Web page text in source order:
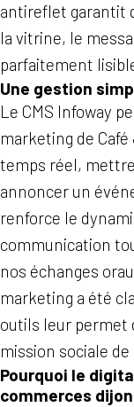
antireflet garantit
la vitrine, le
parfaitement
Une gestion
Le CMS Infoway
marketing de
temps réel,
annoncer un
renforce le
communication
nos échanges
marketing a été
outils leur permet
mission sociale
Pourquoi le
commerces